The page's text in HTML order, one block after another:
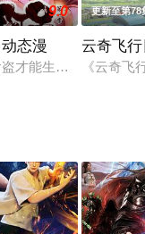
的趋势，疫情防控
9.0
态漫
才能生存的男孩阿呆
更新至第78
云奇飞
《云奇